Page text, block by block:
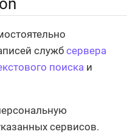
служб сервера
поиска и
сервисов.